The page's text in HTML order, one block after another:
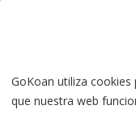
partir de un único
exámenes
,
de repasos. Así
2020 y mantienes
temario vigente.
GoKoan utiliza cookies
que nuestra web